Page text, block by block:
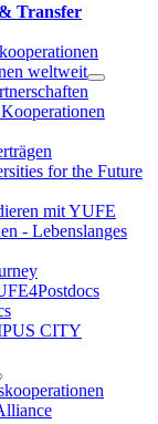
Transfer
weltweit
for the Future
mit YUFE
- Lebenslanges
CITY